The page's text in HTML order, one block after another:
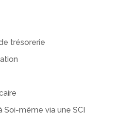
trésorerie
même via une SCI